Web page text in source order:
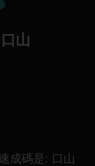
山
成碼是: 口山